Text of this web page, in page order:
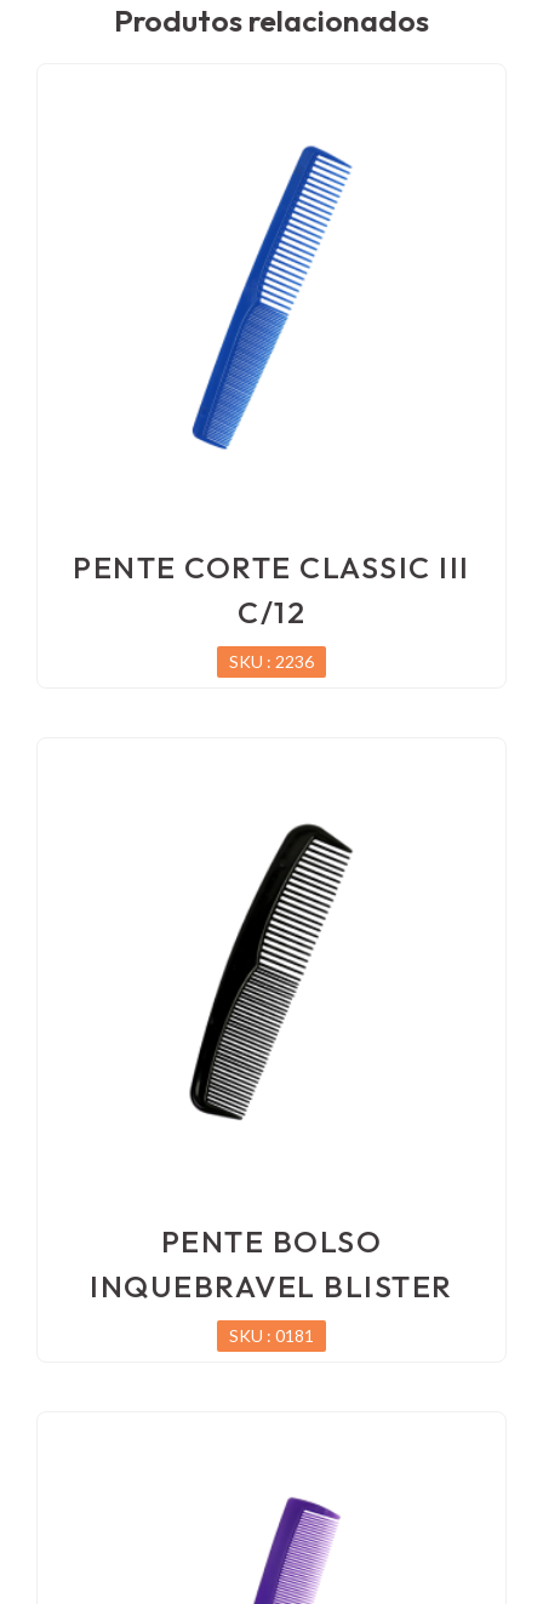
Produtos relacionados
PENTE CORTE CLASSIC III
C/12
SKU : 2236
PENTE BOLSO
INQUEBRAVEL BLISTER
SKU : 0181